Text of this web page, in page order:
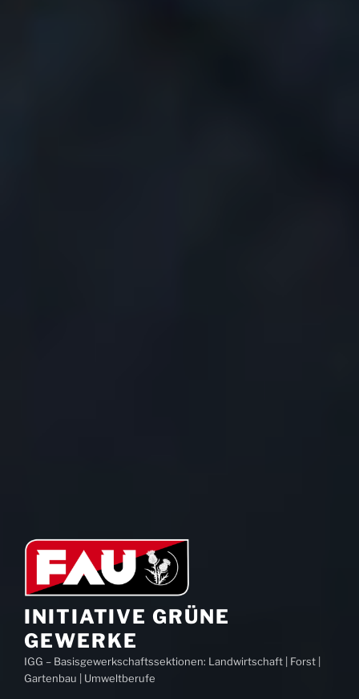
INITIATIVE GRÜNE
GEWERKE
IGG – Basisgewerkschaftssektionen: Landwirtschaft | Forst |
Gartenbau | Umweltberufe